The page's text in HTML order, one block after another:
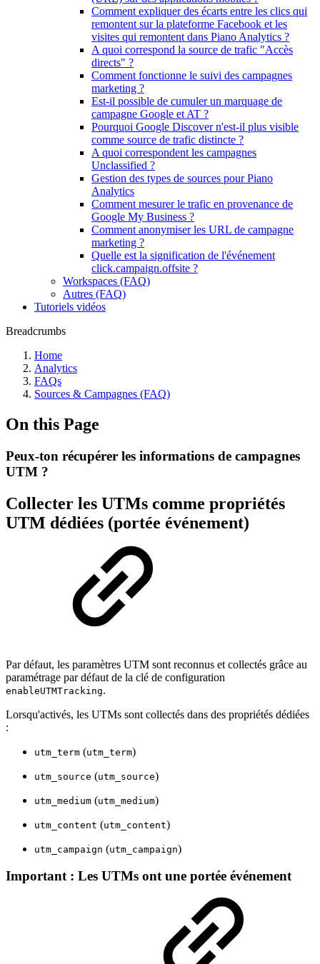
Comment expliquer des écarts entre les clics qui
remontent sur la plateforme Facebook et les
visites qui remontent dans Piano Analytics ?
A quoi correspond la source de trafic "Accès
directs" ?
Comment fonctionne le suivi des campagnes
marketing ?
Est-il possible de cumuler un marquage de
campagne Google et AT ?
Pourquoi Google Discover n'est-il plus visible
comme source de trafic distincte ?
A quoi correspondent les campagnes
Unclassified ?
Gestion des types de sources pour Piano
Analytics
Comment mesurer le trafic en provenance de
Google My Business ?
Comment anonymiser les URL de campagne
marketing ?
Quelle est la signification de l'événement
click.campaign.offsite ?
Workspaces (FAQ)
Autres (FAQ)
Tutoriels vidéos
Breadcrumbs
Home
Analytics
FAQs
Sources & Campagnes (FAQ)
On this Page
Peux-ton récupérer les informations de campagnes
UTM ?
Collecter les UTMs comme propriétés
UTM dédiées (portée événement)
Par défaut, les paramètres UTM sont reconnus et collectés grâce au
paramétrage par défaut de la clé de configuration
enableUTMTracking.
Lorsqu'activés, les UTMs sont collectés dans des propriétés dédiées
:
utm_term (utm_term)
utm_source (utm_source)
utm_medium (utm_medium)
utm_content (utm_content)
utm_campaign (utm_campaign)
Important : Les UTMs ont une portée événement